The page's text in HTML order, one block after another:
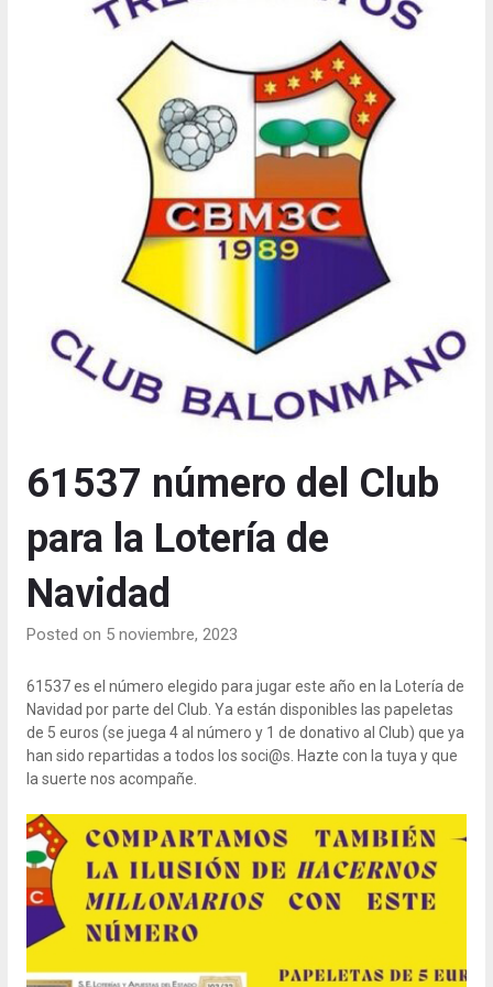
61537 número del Club
para la Lotería de
Navidad
Posted on 5 noviembre, 2023
61537 es el número elegido para jugar este año en la Lotería de
Navidad por parte del Club. Ya están disponibles las papeletas
de 5 euros (se juega 4 al número y 1 de donativo al Club) que ya
han sido repartidas a todos los soci@s. Hazte con la tuya y que
la suerte nos acompañe.